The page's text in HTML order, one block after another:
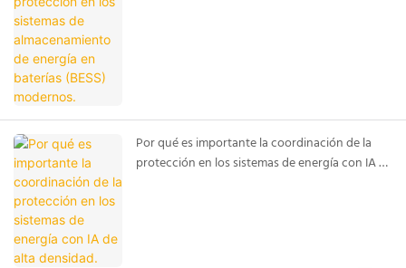
Por qué es importante la coordinación de la
protección en los sistemas de energía con IA de